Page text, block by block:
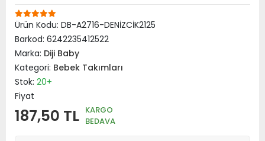
Ürün Kodu: DB-A2716-DENİZCİK2125
Barkod: 6242235412522
Marka: Diji Baby
Kategori: Bebek Takımları
Stok: 20+
Fiyat
187,50 TL KARGO
BEDAVA